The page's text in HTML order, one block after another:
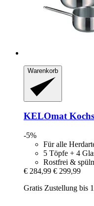
Warenkorb
KELOmat
-5%
Für alle
5 Töpfe + 4
Rostfrei &
€ 284,99 € 299,99
Gratis Zustellung bis